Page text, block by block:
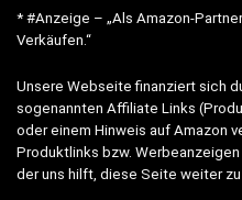
* #Anzeige – „Als Amazon-
Verkäufen.“
Unsere Webseite finanziert sich
sogenannten Affiliate Links
oder einem Hinweis auf Amazon
Produktlinks bzw.
der uns hilft, diese Seite weiter